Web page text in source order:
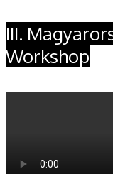
III.
Workshop